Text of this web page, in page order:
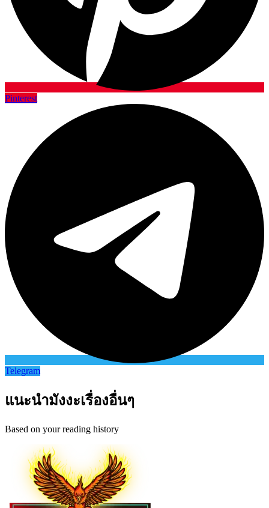
Pinterest
Telegram
แนะนำมังงะเรื่องอื่นๆ
Based on your reading history